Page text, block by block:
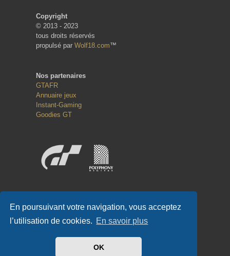
En poursuivant votre navigation, vous acceptez
l’utilisation de cookies. En savoir plus
OK
Copyright
© 2013 - 2023
tous droits réservés
propulsé par Wolf18.com™
Nos partenaires
GTAFR
Annuaire jeux
Instant-Gaming
Goodies GT
#GTFR